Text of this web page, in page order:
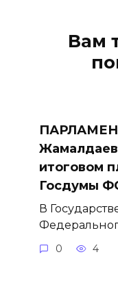
Вам
Жамалдаев
итоговом
Госдумы
В
0 4